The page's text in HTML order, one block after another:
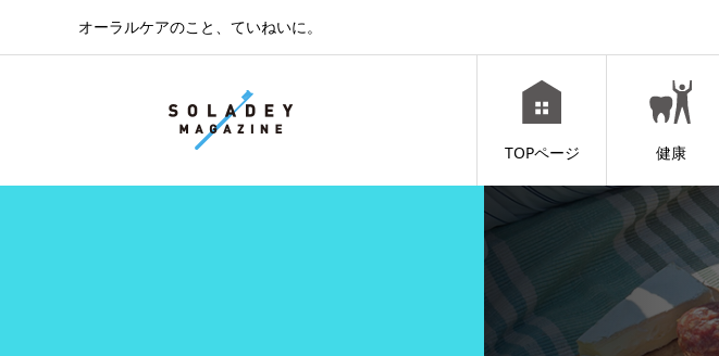
オーラルケアのこと、ていねいに。
TOPページ 健康